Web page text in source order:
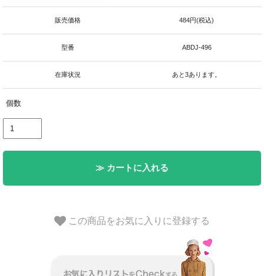
販売価格 484円(税込)
型番 ABDJ-496
在庫状況 あと3あります。
個数
≫ カートに入れる
この商品をお気に入りに登録する